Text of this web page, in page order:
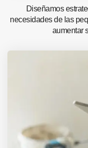
Diseñamos
necesidades de las
aumentar